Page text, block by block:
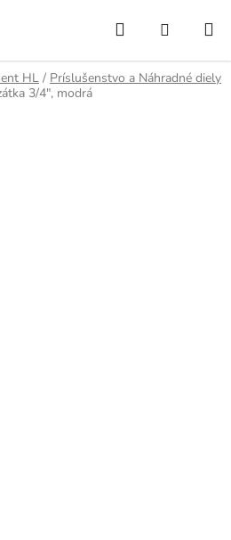
Hľadať
KOŠÍK
HL / Príslušenstvo a Náhradné diely
3/4", modrá